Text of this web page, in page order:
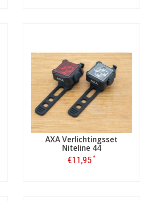
AXA Verlichtingsset
Niteline 44
€11,95 *